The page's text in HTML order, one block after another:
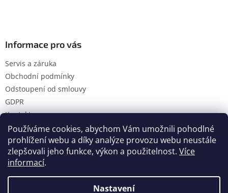
Používáme cookies, abychom Vám umožnili pohodlné
prohlížení webu a díky analýze provozu webu neustále
zlepšovali jeho funkce, výkon a použitelnost. Více
informací.
Nastavení
Informace pro vás
Servis a záruka
Obchodní podmínky
Odstoupení od smlouvy
GDPR
Kontakty
Vytvořil Shoptet
Hanol s.r.o.. Všechna práva vyhrazena.